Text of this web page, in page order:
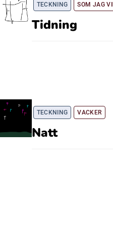
TECKNING SOM JAG
Tidning
TECKNING VACKER
Natt